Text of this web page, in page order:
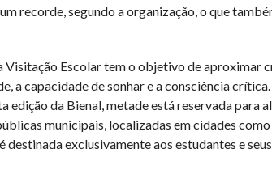
recorde, segundo a organização, o que
Visitação Escolar tem o objetivo de aproximar
a capacidade de sonhar e a consciência
edição da Bienal, metade está reservada para
municipais, localizadas em cidades
destinada exclusivamente aos estudantes e